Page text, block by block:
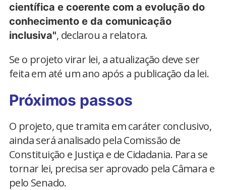
científica e coerente com a evolução do
conhecimento e da comunicação
inclusiva", declarou a relatora.
Se o projeto virar lei, a atualização deve ser
feita em até um ano após a publicação da lei.
Próximos passos
O projeto, que tramita em caráter conclusivo,
ainda será analisado pela Comissão de
Constituição e Justiça e de Cidadania. Para se
tornar lei, precisa ser aprovado pela Câmara e
pelo Senado.